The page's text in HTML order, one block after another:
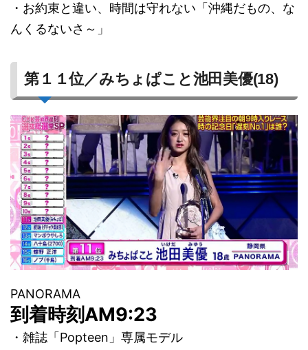
・お約束と違い、時間は守れない「沖縄だもの、な
んくるないさ～」
第１１位／みちょぱこと池田美優(18)
PANORAMA
到着時刻AM9:23
・雑誌「Popteen」専属モデル